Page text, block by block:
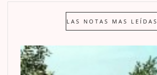
LAS NOTAS MAS LEÍDAS